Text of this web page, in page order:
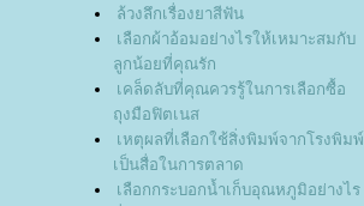
ล้วงลึกเรื่องยาสีฟัน
เลือกผ้าอ้อมอย่างไรให้เหมาะสมกับ
ลูกน้อยที่คุณรัก
เคล็ดลับที่คุณควรรู้ในการเลือกซื้อ
ถุงมือฟิตเนส
เหตุผลที่เลือกใช้สิ่งพิมพ์จากโรงพิมพ์
เป็นสื่อในการตลาด
เลือกกระบอกน้ำเก็บอุณหภูมิอย่างไร